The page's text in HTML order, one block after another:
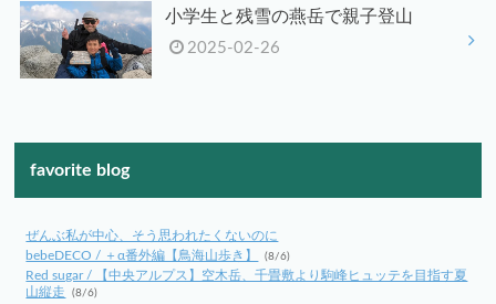
小学生と残雪の燕岳で親子登山
2025-02-26
favorite blog
ぜんぶ私が中心、そう思われたくないのに
bebeDECO / ＋α番外編【鳥海山歩き】
(8/6)
Red sugar / 【中央アルプス】空木岳、千畳敷より駒峰ヒュッテを目指す夏
山縦走
(8/6)